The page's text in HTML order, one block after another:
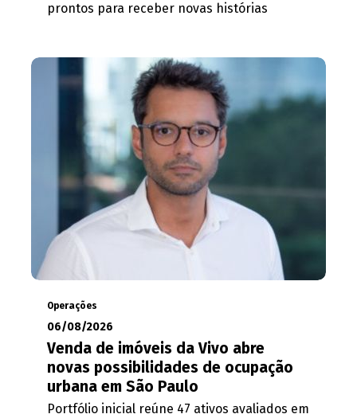
prontos para receber novas histórias
Operações
06/08/2026
Venda de imóveis da Vivo abre
novas possibilidades de ocupação
urbana em São Paulo
Portfólio inicial reúne 47 ativos avaliados em